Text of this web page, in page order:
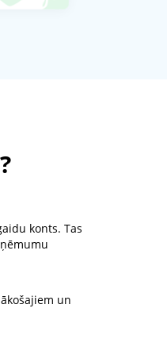
konts. Tas
un